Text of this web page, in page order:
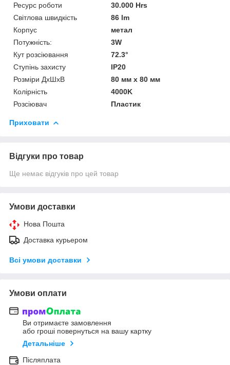
Ресурс роботи
30.000 Hrs
Світлова швидкість
86 lm
Корпус
метал
Потужність:
3W
Кут розсіювання
72.3°
Ступінь захисту
IP20
Розміри ДхШхВ
80 мм x 80 мм
Колірність
4000K
Розсіювач
Пластик
Приховати
Відгуки про товар
Ще немає відгуків про цей товар
Умови доставки
Нова Пошта
Доставка курьером
Всі умови доставки
Умови оплати
Ви отримаєте замовлення
або гроші повернуться на вашу картку
Детальніше
Післяплата